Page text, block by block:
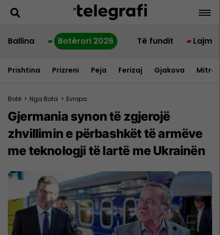
Ballina Botërori 2026 Të fundit Lajme
Prishtina Prizreni Peja Ferizaj Gjakova
Botë > Nga Bota > Evropa
Gjermania synon të zgjerojë
zhvillimin e përbashkët të armëve
me teknologji të lartë me Ukrainën